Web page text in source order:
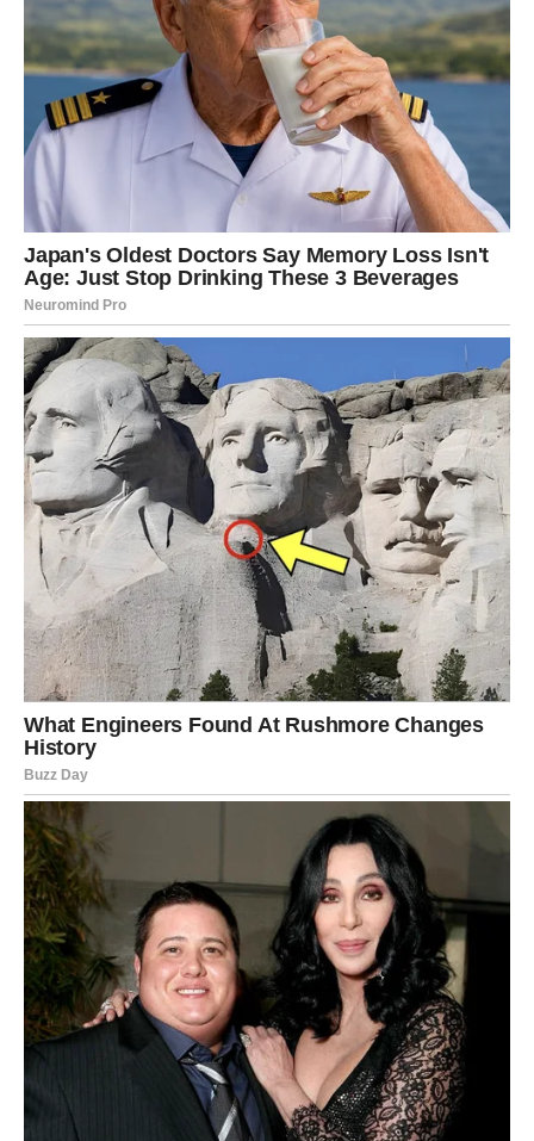
Na kraju dana shvatićete da ljubav ne dolazi kada jurite za
njom, već kada dozvolite sebi da budete ono što zaista
jeste.
Bik
Bikovima univerzum danas vraća veru u ljubav. Ako ste
poslednjih meseci prolazili kroz razočaranja, ovaj dan
donosi potpuno drugačiju energiju. Neko će pokazati da
mu je zaista stalo.
Partner će vas prijatno iznenaditi gestom koju niste
očekivali. Biće dovoljno nekoliko iskrenih reči da nestanu
sumnje koje su vas mučile.
Slobodni Bikovi mogu upoznati osobu koja će odmah
probuditi osećaj sigurnosti. Neće biti burnih početaka, ali
će upravo mir biti ono što će vas osvojiti.
Jedna odluka koju donesete večeras mogla bi da odredi
vaš ljubavni život za naredne godine.
Blizanci
Kod Blizanaca dolazi vreme istine. Više neće biti prostora
za nejasne odnose i polovične emocije. Ili ćete dobiti ono
što želite ili ćete konačno krenuti dalje.
Partner će očekivati konkretnost. Ako ste dugo izbegavali
razgovor o budućnosti, sada više nema odlaganja.
Slobodnim Blizancima vraća se osoba iz prošlosti.
Međutim, ovog puta vi odlučujete da li ćete otvoriti stara
vrata ili ćete ih zauvek zatvoriti.